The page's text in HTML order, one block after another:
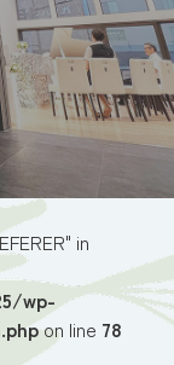
in
wp-
on line 78